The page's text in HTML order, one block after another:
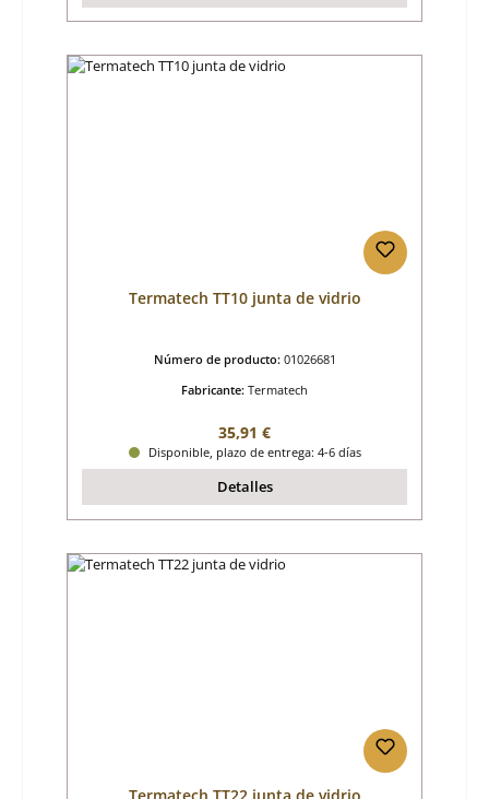
Termatech TT10 junta de vidrio
Número de producto: 01026681
Fabricante: Termatech
Precio normal:
35,91 €
Disponible, plazo de entrega: 4-6 días
Detalles